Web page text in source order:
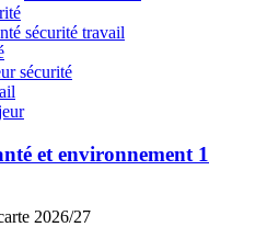
sécurité travail
sécurité
et environnement 1
2026/27